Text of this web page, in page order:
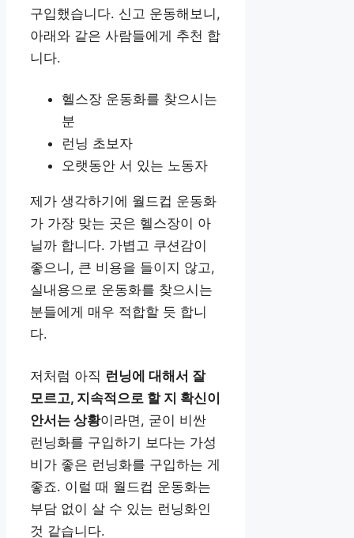
구입했습니다. 신고 운동해보니,
아래와 같은 사람들에게 추천 합
니다.
헬스장 운동화를 찾으시는
분
런닝 초보자
오랫동안 서 있는 노동자
제가 생각하기에 월드컵 운동화
가 가장 맞는 곳은 헬스장이 아
닐까 합니다. 가볍고 쿠션감이
좋으니, 큰 비용을 들이지 않고,
실내용으로 운동화를 찾으시는
분들에게 매우 적합할 듯 합니
다.
저처럼 아직 런닝에 대해서 잘
모르고, 지속적으로 할 지 확신이
안서는 상황이라면, 굳이 비싼
런닝화를 구입하기 보다는 가성
비가 좋은 런닝화를 구입하는 게
좋죠. 이럴 때 월드컵 운동화는
부담 없이 살 수 있는 런닝화인
것 같습니다.